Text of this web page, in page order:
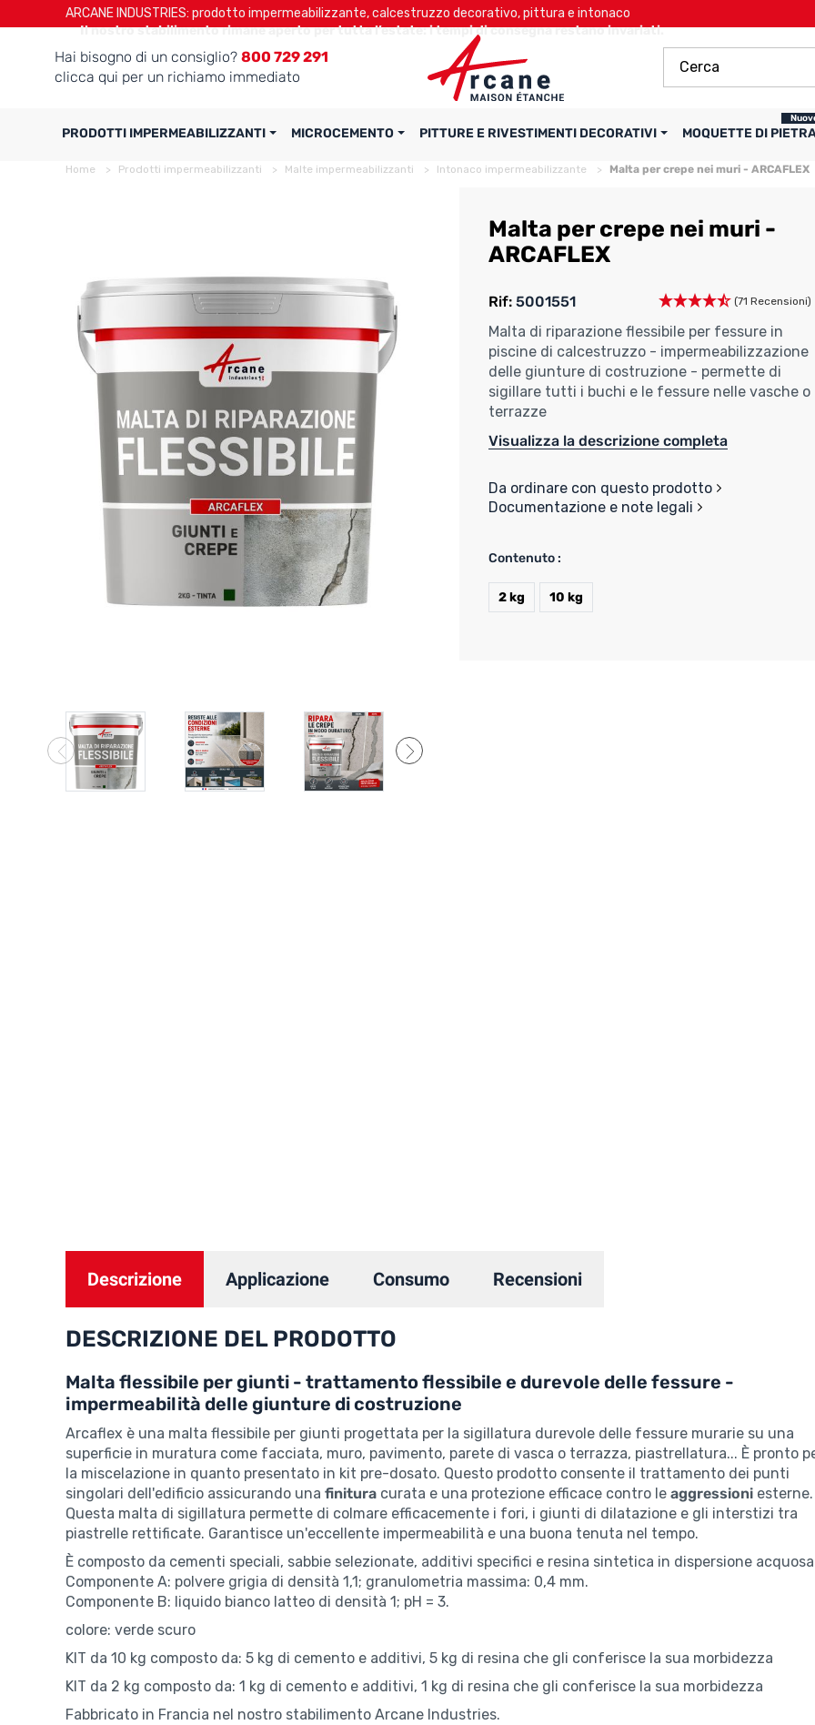
ARCANE INDUSTRIES: prodotto impermeabilizzante, calcestruzzo decorativo, pittura e intonaco
Il nostro stabilimento rimane aperto per tutta l’estate: i tempi di consegna restano invariati.
Hai bisogno di un consiglio? 800 729 291
clicca qui per un richiamo immediato
PRODOTTI IMPERMEABILIZZANTI MICROCEMENTO PITTURE E RIVESTIMENTI DECORATIVI MOQUETTE DI
Home Prodotti impermeabilizzanti Malte impermeabilizzanti Intonaco impermeabilizzante Malta per crepe nei muri - ARCAFLEX
Malta per crepe nei muri -
ARCAFLEX
Rif: 5001551 (71 Recensioni)
Malta di riparazione flessibile per fessure in
piscine di calcestruzzo - impermeabilizzazione
delle giunture di costruzione - permette di
sigillare tutti i buchi e le fessure nelle vasche o
terrazze
Visualizza la descrizione completa
Da ordinare con questo prodotto
Documentazione e note legali
Contenuto :
2 kg 10 kg
Descrizione Applicazione Consumo Recensioni
DESCRIZIONE DEL PRODOTTO
Malta flessibile per giunti - trattamento flessibile e durevole delle fessure -
impermeabilità delle giunture di costruzione
Arcaflex è una malta flessibile per giunti progettata per la sigillatura durevole delle fessure murarie su una
superficie in muratura come facciata, muro, pavimento, parete di vasca o terrazza, piastrellatura... È pronto
la miscelazione in quanto presentato in kit pre-dosato. Questo prodotto consente il trattamento dei punti
singolari dell'edificio assicurando una finitura curata e una protezione efficace contro le aggressioni esterne.
Questa malta di sigillatura permette di colmare efficacemente i fori, i giunti di dilatazione e gli interstizi tra
piastrelle rettificate. Garantisce un'eccellente impermeabilità e una buona tenuta nel tempo.
È composto da cementi speciali, sabbie selezionate, additivi specifici e resina sintetica in dispersione
Componente A: polvere grigia di densità 1,1; granulometria massima: 0,4 mm.
Componente B: liquido bianco latteo di densità 1; pH = 3.
colore: verde scuro
KIT da 10 kg composto da: 5 kg di cemento e additivi, 5 kg di resina che gli conferisce la sua morbidezza
KIT da 2 kg composto da: 1 kg di cemento e additivi, 1 kg di resina che gli conferisce la sua morbidezza
Fabbricato in Francia nel nostro stabilimento Arcane Industries.